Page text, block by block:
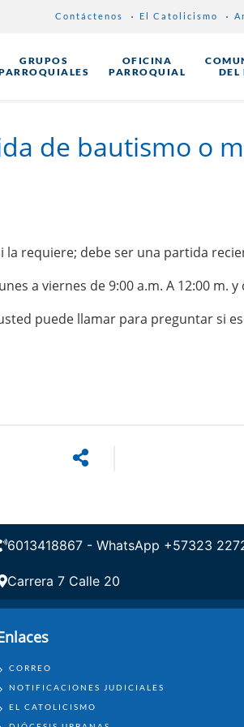
Contáctenos El Catolicismo
GRUPOS
OFICINA
PARROQUIAL
DEL
de bautismo o
la requiere; debe ser una partida
a viernes de 9:00 a.m. A 12:00 m. y
puede llamar para preguntar si
6013418867 - WhatsApp +57323
Carrera 7 Calle 20
ENLACES
CORREO
NOTIFICACIONES JUDICIALES
EL CATOLICISMO